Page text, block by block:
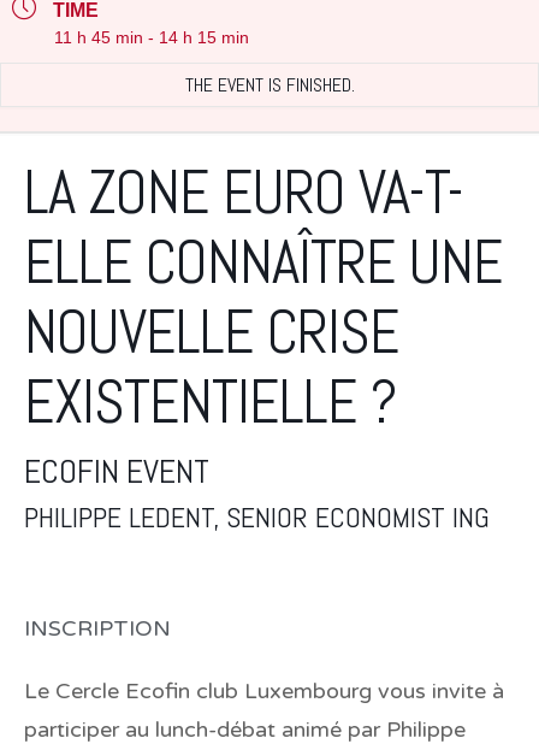
TIME
11 h 45 min - 14 h 15 min
THE EVENT IS FINISHED.
LA ZONE EURO VA-T-
ELLE CONNAÎTRE UNE
NOUVELLE CRISE
EXISTENTIELLE ?
ECOFIN EVENT
PHILIPPE LEDENT, SENIOR ECONOMIST ING
INSCRIPTION
Le Cercle Ecofin club Luxembourg vous invite à
participer au lunch-débat animé par Philippe